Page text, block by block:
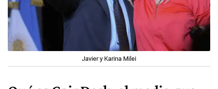
Javier y Karina Milei